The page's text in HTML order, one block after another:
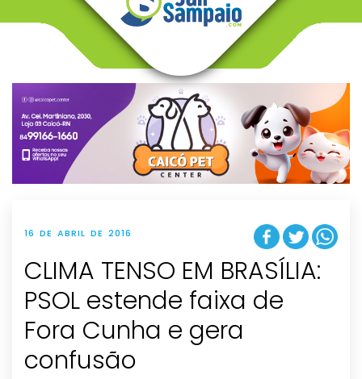
v
g
t
i
o
n
16 DE ABRIL DE 2016
CLIMA TENSO EM BRASÍLIA:
PSOL estende faixa de
Fora Cunha e gera
confusão